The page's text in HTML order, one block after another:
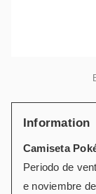
Information
Camiseta
Periodo de
e noviembre